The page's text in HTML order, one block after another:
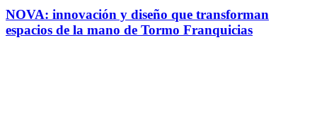
NOVA: innovación y diseño que transforman
espacios de la mano de Tormo Franquicias